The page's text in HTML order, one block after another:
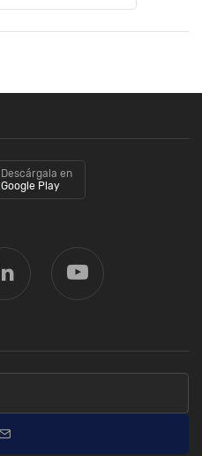
Descárgala en
Google Play